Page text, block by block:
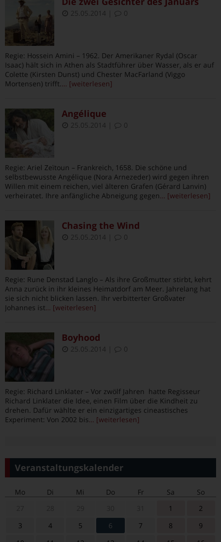
25.05.2014 0
Regie: Hossein Amini – 1962. Der Amerikaner Rydal (Oscar
Isaac) hält sich in Athen als Stadtführer über Wasser, als er auf
Colette (Kirsten Dunst) und Chester MacFarland (Viggo
Mortensen) trifft.… [weiterlesen]
Angélique
25.05.2014 0
Regie: Ariel Zeïtoun – Frankreich, 1658. Die schöne und
selbstbewusste Angélique (Nora Arnezeder) wird gegen ihren
Willen mit einem reichen, viel älteren Grafen (Gérard Lanvin)
verheiratet. Ihre anfängliche Abneigung gegen… [weiterlesen]
Chasing the Wind
25.05.2014 0
Regie: Rune Denstad Langlo – Als ihre Großmutter stirbt, kehrt
Anna zurück in ihr kleines Heimatdorf am Meer. Jahrelang hat
sie sich nicht blicken lassen. Ihr verbitterter Großvater
Johannes ist… [weiterlesen]
Boyhood
25.05.2014 0
Regie: Richard Linklater – Vor zwölf Jahren hatte Regisseur
Richard Linklater die Idee, einen Film über die Kindheit zu
drehen. Dafür wählte er ein einzigartiges cineastisches
Experiment: Von 2002 bis… [weiterlesen]
Veranstaltungskalender
Mo Di Mi Do Fr Sa
So
1
2
3
4 5 6 7 8
9